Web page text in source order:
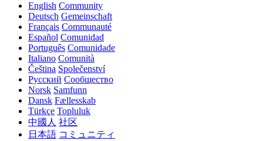
English Community
Deutsch Gemeinschaft
Français Communauté
Español Comunidad
Português Comunidade
Italiano Comunità
Čeština Společenství
Русский Сообщество
Norsk Samfunn
Dansk Fællesskab
Türkçe Topluluk
中國人 社区
日本語 コミュニティ